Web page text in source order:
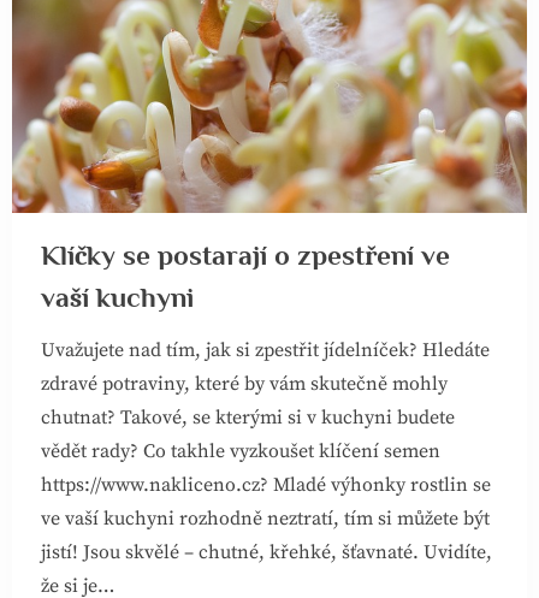
Klíčky se postarají o zpestření ve
vaší kuchyni
Uvažujete nad tím, jak si zpestřit jídelníček? Hledáte
zdravé potraviny, které by vám skutečně mohly
chutnat? Takové, se kterými si v kuchyni budete
vědět rady? Co takhle vyzkoušet klíčení semen
https://www.nakliceno.cz? Mladé výhonky rostlin se
ve vaší kuchyni rozhodně neztratí, tím si můžete být
jistí! Jsou skvělé – chutné, křehké, šťavnaté. Uvidíte,
že si je…